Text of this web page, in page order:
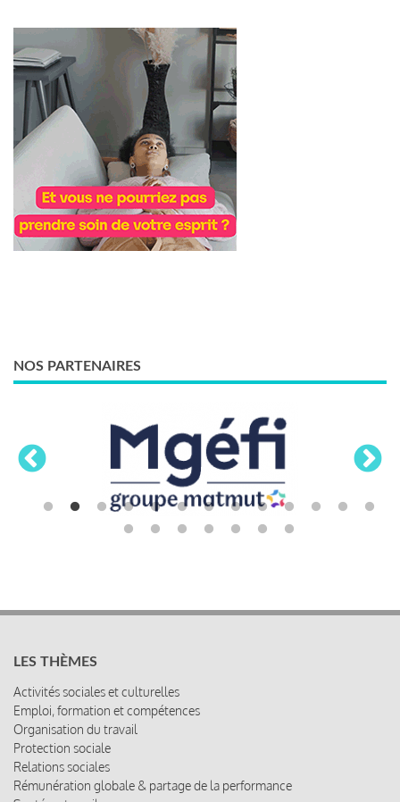
NOS PARTENAIRES
LES THÈMES
Activités sociales et culturelles
Emploi, formation et compétences
Organisation du travail
Protection sociale
Relations sociales
Rémunération globale & partage de la performance